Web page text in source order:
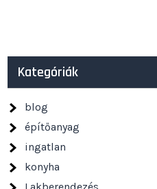
Kategóriák
blog
építőanyag
ingatlan
konyha
Lakberendezés